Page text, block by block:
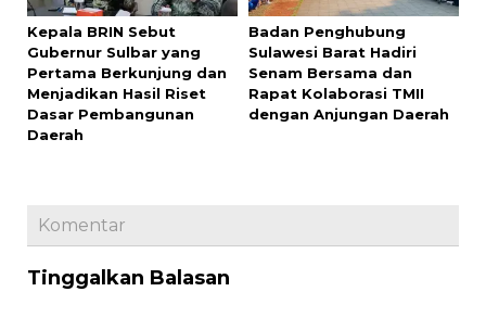
Kepala BRIN Sebut
Gubernur Sulbar yang
Pertama Berkunjung dan
Menjadikan Hasil Riset
Dasar Pembangunan
Daerah
Badan Penghubung
Sulawesi Barat Hadiri
Senam Bersama dan
Rapat Kolaborasi TMII
dengan Anjungan Daerah
Komentar
Tinggalkan Balasan